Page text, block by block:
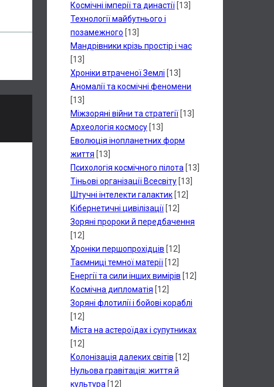
Космічні імперії та династії [13]
Технології майбутнього і
позамежного [13]
Мандрівники крізь простір і час
[13]
Хроніки втраченої Землі [13]
Аномалії та космічні феномени
[13]
Міжзоряні війни та стратегії [13]
Археологія космосу [13]
Еволюція інопланетних форм
життя [13]
Психологія космічного пілота [13]
Тіньові організації Всесвіту [13]
Штучні інтелекти галактик [12]
Кібернетичні цивілізації [12]
Зоряні пророки й передбачення
[12]
Хроніки першопрохідців [12]
Таємниці темної матерії [12]
Енергії та сили інших вимірів [12]
Космічна дипломатія [12]
Зоряні флотилії і бойові кораблі
[12]
Міста на астероїдах і супутниках
[12]
Колонізація далеких світів [12]
Нульова гравітація: життя й
культура [12]